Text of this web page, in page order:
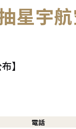
星宇
】
電話